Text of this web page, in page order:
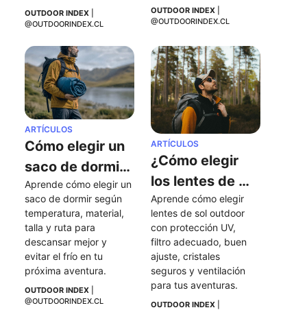
OUTDOOR INDEX
@OUTDOORINDEX.CL
OUTDOOR INDEX
@OUTDOORINDEX.CL
ARTÍCULOS
Cómo elegir un
saco de dormir:
temperatura,
materiales y
consejos clave
Aprende cómo elegir un
saco de dormir según
temperatura, material,
talla y ruta para
descansar mejor y
evitar el frío en tu
próxima aventura.
OUTDOOR INDEX
@OUTDOORINDEX.CL
ARTÍCULOS
¿Cómo elegir
los lentes de
sol perfectos
para mis
actividades al
aire libre?
Aprende cómo elegir
lentes de sol outdoor
con protección UV,
filtro adecuado, buen
ajuste, cristales
seguros y ventilación
para tus aventuras.
OUTDOOR INDEX